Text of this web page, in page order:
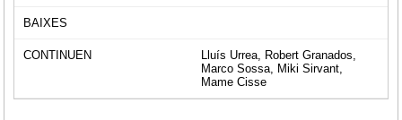
Lluís Urrea, Robert Granados,
Marco Sossa, Miki Sirvant,
Mame Cisse